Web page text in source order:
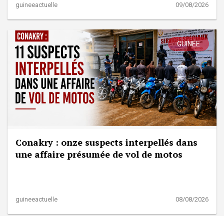
guineeactuelle 09/08/2026
GUINÉE
Conakry : onze suspects interpellés dans
une affaire présumée de vol de motos
guineeactuelle 08/08/2026